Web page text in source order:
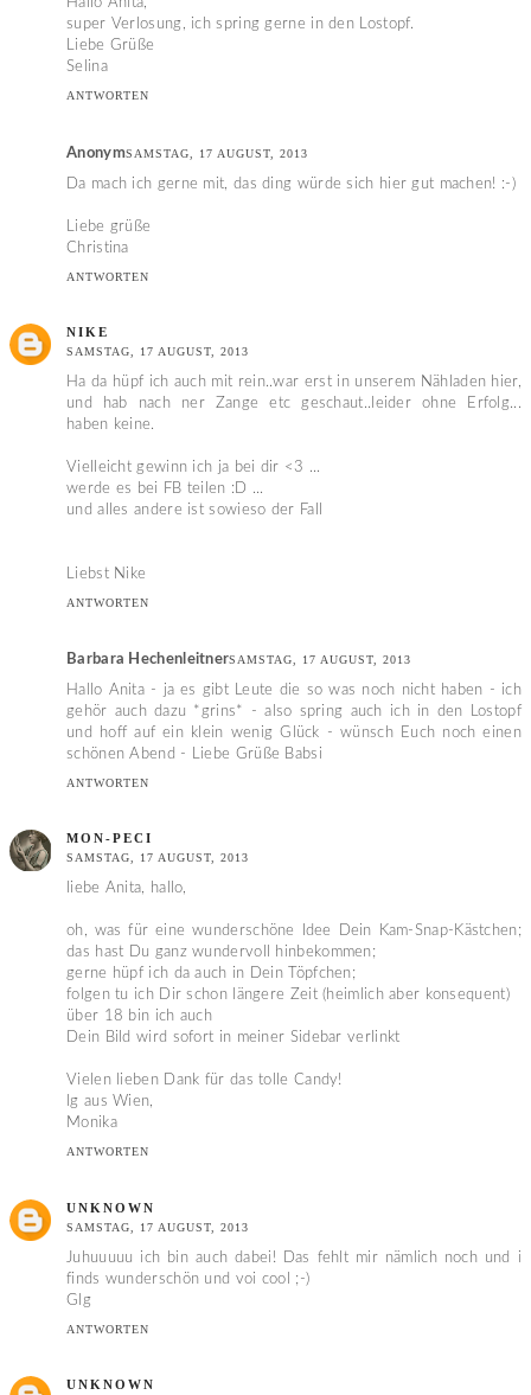
Hallo Anita,
super Verlosung, ich spring gerne in den Lostopf.
Liebe Grüße
Selina
ANTWORTEN
AnonymSAMSTAG, 17 AUGUST, 2013
Da mach ich gerne mit, das ding würde sich hier gut machen! :-)
Liebe grüße
Christina
ANTWORTEN
NIKE
SAMSTAG, 17 AUGUST, 2013
Ha da hüpf ich auch mit rein..war erst in unserem Nähladen hier,
und hab nach ner Zange etc geschaut..leider ohne Erfolg...
haben keine.
Vielleicht gewinn ich ja bei dir <3 ...
werde es bei FB teilen :D ...
und alles andere ist sowieso der Fall
Liebst Nike
ANTWORTEN
Barbara HechenleitnerSAMSTAG, 17 AUGUST, 2013
Hallo Anita - ja es gibt Leute die so was noch nicht haben - ich
gehör auch dazu *grins* - also spring auch ich in den Lostopf
und hoff auf ein klein wenig Glück - wünsch Euch noch einen
schönen Abend - Liebe Grüße Babsi
ANTWORTEN
MON-PECI
SAMSTAG, 17 AUGUST, 2013
liebe Anita, hallo,
oh, was für eine wunderschöne Idee Dein Kam-Snap-Kästchen;
das hast Du ganz wundervoll hinbekommen;
gerne hüpf ich da auch in Dein Töpfchen;
folgen tu ich Dir schon längere Zeit (heimlich aber konsequent)
über 18 bin ich auch
Dein Bild wird sofort in meiner Sidebar verlinkt
Vielen lieben Dank für das tolle Candy!
lg aus Wien,
Monika
ANTWORTEN
UNKNOWN
SAMSTAG, 17 AUGUST, 2013
Juhuuuuu ich bin auch dabei! Das fehlt mir nämlich noch und i
finds wunderschön und voi cool ;-)
Glg
ANTWORTEN
UNKNOWN